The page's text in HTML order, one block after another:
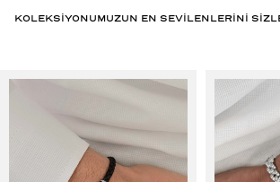
KOLEKSİYONUMUZUN EN SEVİLENLERİNİ